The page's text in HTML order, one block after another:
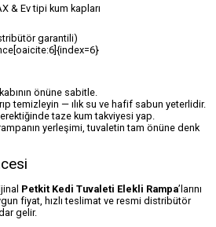
& Ev tipi kum kapları
garantili)
önüne sabitle.
temizleyin — ılık su ve hafif sabun yeterlidir.
taze kum takviyesi yap.
yerleşimi, tuvaletin tam önüne denk
Petkit Kedi Tuvaleti Elekli Rampa’larını
fiyat, hızlı teslimat ve resmi distribütör
gelir.